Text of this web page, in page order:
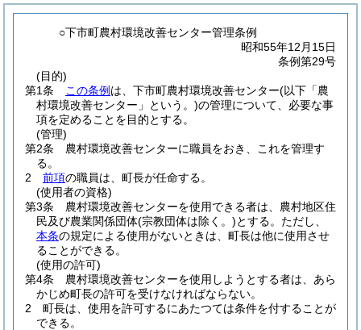
○下市町農村環境改善センター管理条例
昭和55年12月15日
条例第29号
(目的)
第1条
この条例 は、下市町農村環境改善センター(以下「農
村環境改善センター」という。)の管理について、必要な事
項を定めることを目的とする。
(管理)
第2条
農村環境改善センターに職員をおき、これを管理す
る。
2
前項の職員は、町長が任命する。
(使用者の資格)
第3条
農村環境改善センターを使用できる者は、農村地区住
民及び農業関係団体(宗教団体は除く。)とする。 ただし、
本条の規定による使用がないときは、町長は他に使用させ
ることができる。
(使用の許可)
第4条
農村環境改善センターを使用しようとする者は、あら
かじめ町長の許可を受けなければならない。
2
町長は、使用を許可するにあたつては条件を付することが
できる。